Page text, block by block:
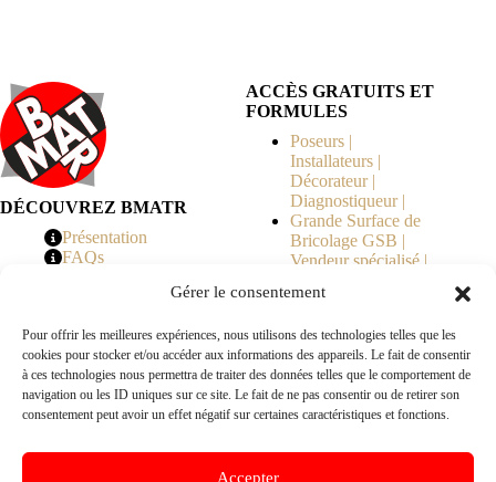
Gérer le consentement
Pour offrir les meilleures expériences, nous utilisons des technologies telles que les
cookies pour stocker et/ou accéder aux informations des appareils. Le fait de consentir
à ces technologies nous permettra de traiter des données telles que le comportement de
navigation ou les ID uniques sur ce site. Le fait de ne pas consentir ou de retirer son
consentement peut avoir un effet négatif sur certaines caractéristiques et fonctions.
Accepter
DÉCOUVREZ BMATR
Présentation
FAQs
ACCÈS GRATUITS ET
FORMULES
Poseurs |
Installateurs |
Décorateur |
Diagnostiqueur |
Grande Surface de
Bricolage GSB |
Vendeur spécialisé |
Copropriété | MOE |
en Travaux |
Fabricants | Marque |
© 2026 BMATR® — Tous droits réservés.